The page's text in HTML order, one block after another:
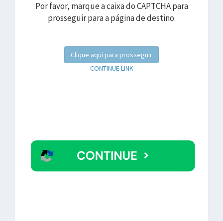
Por favor, marque a caixa do CAPTCHA para
prosseguir para a página de destino.
Clique aqui para prosseguir
CONTINUE LINK